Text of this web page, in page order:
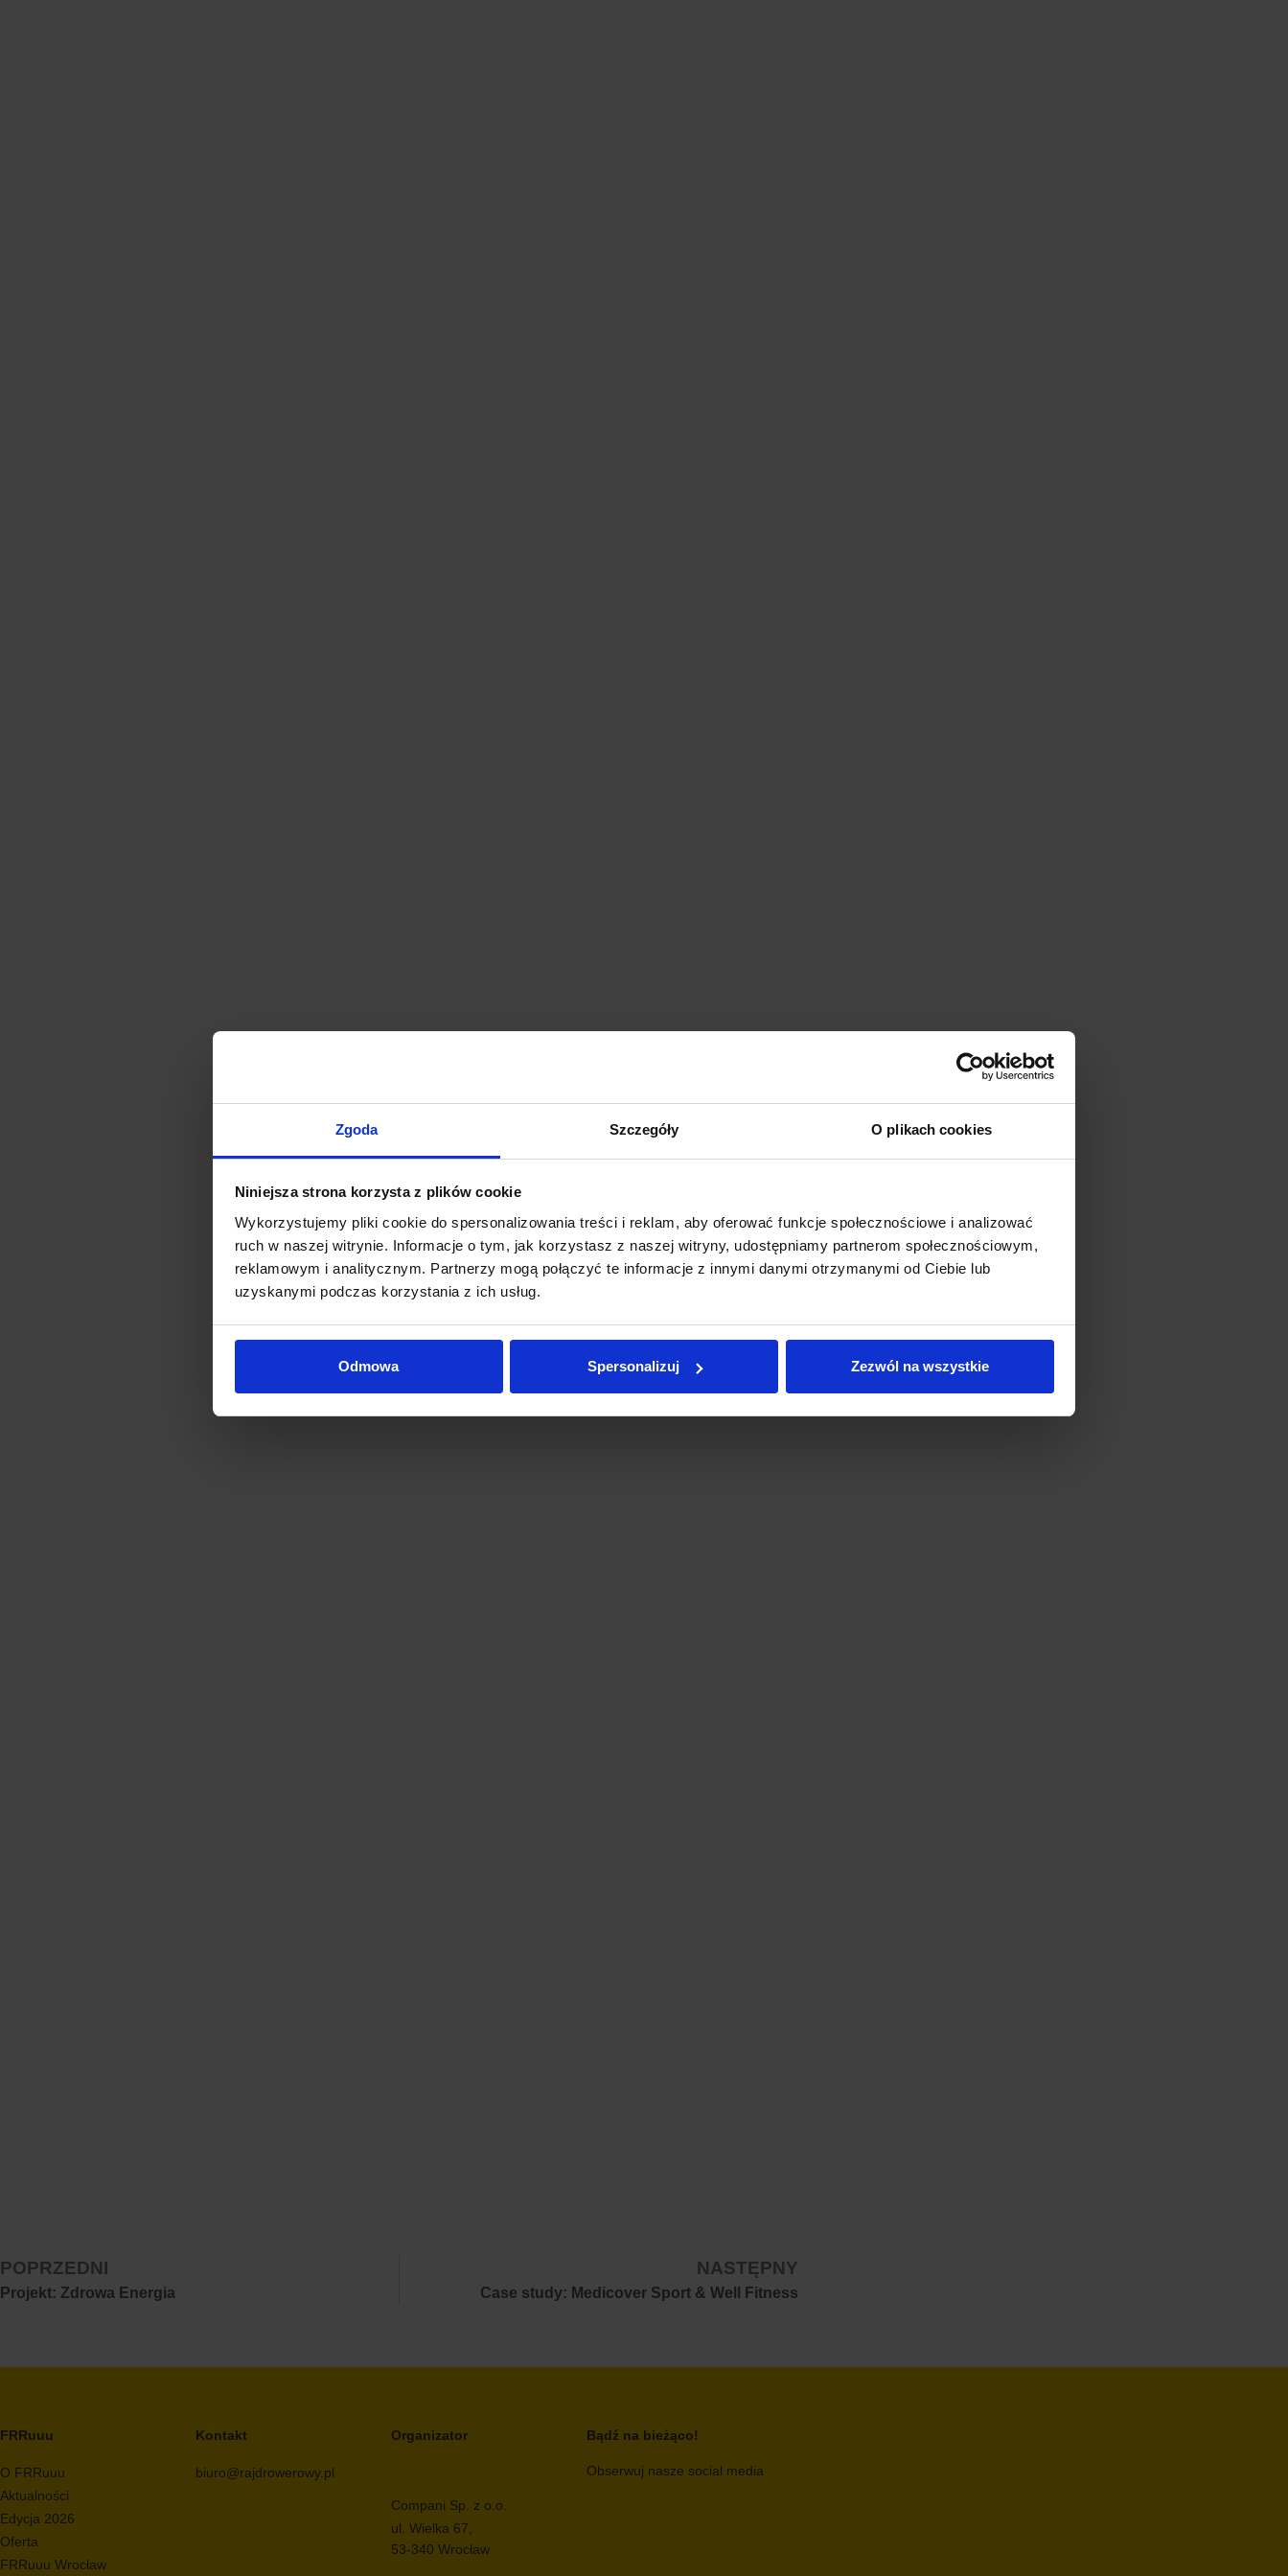
Zgoda Szczegóły O plikach cookies
Niniejsza strona korzysta z plików cookie
Wykorzystujemy pliki cookie do spersonalizowania treści i reklam, aby oferować funkcje społecznościowe i analizować
ruch w naszej witrynie. Informacje o tym, jak korzystasz z naszej witryny, udostępniamy partnerom społecznościowym,
reklamowym i analitycznym. Partnerzy mogą połączyć te informacje z innymi danymi otrzymanymi od Ciebie lub
uzyskanymi podczas korzystania z ich usług.
Odmowa Spersonalizuj Zezwól na wszystkie
POPRZEDNI
Projekt: Zdrowa Energia
NASTĘPNY
Case study: Medicover Sport & Well Fitness
FRRuuu
O FRRuuu
Aktualności
Edycja 2026
Oferta
FRRuuu Wrocław
Kontakt
biuro@rajdrowerowy.pl
Organizator
Compani Sp. z o.o.
ul. Wielka 67,
53-340 Wrocław
Bądź na bieżąco!
Obserwuj nasze social media